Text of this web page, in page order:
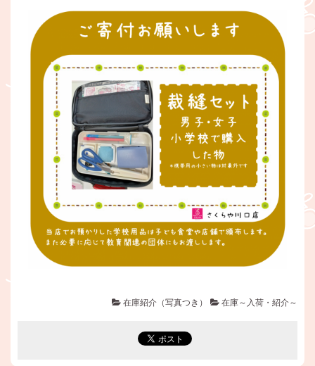
在庫紹介（写真つき） 在庫～入荷・紹介～